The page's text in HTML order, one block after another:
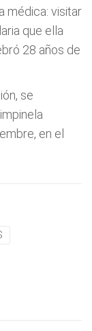
médica: visitar
que ella
28 años de
se
en el